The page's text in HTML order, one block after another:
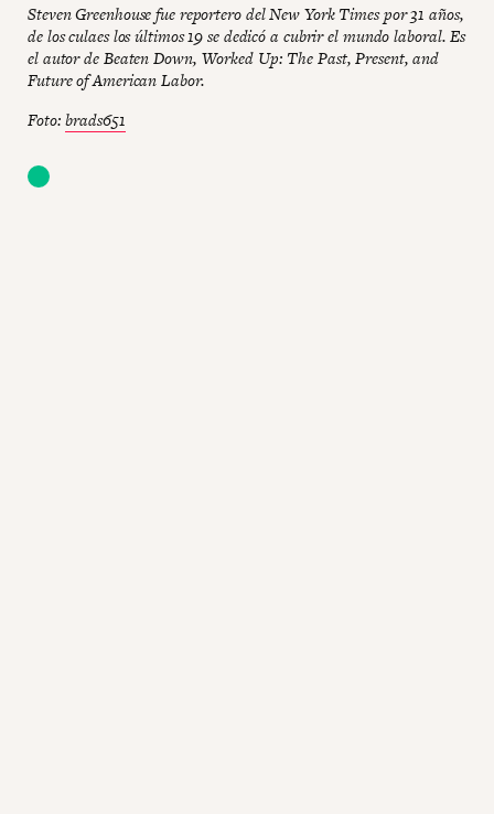
Steven Greenhouse fue reportero del New York Times por 31 años,
de los culaes los últimos 19 se dedicó a cubrir el mundo laboral. Es
el autor de Beaten Down, Worked Up: The Past, Present, and
Future of American Labor.
Foto:brads651